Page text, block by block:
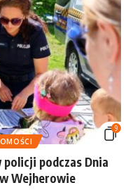
9
policji podczas Dnia
Wejherowie